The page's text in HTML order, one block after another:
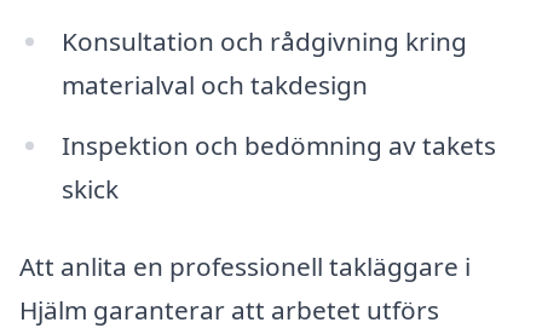
Konsultation och rådgivning kring
materialval och takdesign
Inspektion och bedömning av takets
skick
Att anlita en professionell takläggare i
Hjälm garanterar att arbetet utförs